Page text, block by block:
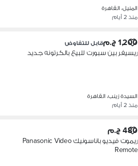
المنيل، القاهرة
منذ 2 أيام
1,200 ج.م قابل للتفاوض
ريسيفر بين سبورت للبيع بالكرتونه جديد
السيدة زينب، القاهرة
منذ 2 أيام
480 ج.م
ريموت فيديو باناسونيك Panasonic Video
Remote